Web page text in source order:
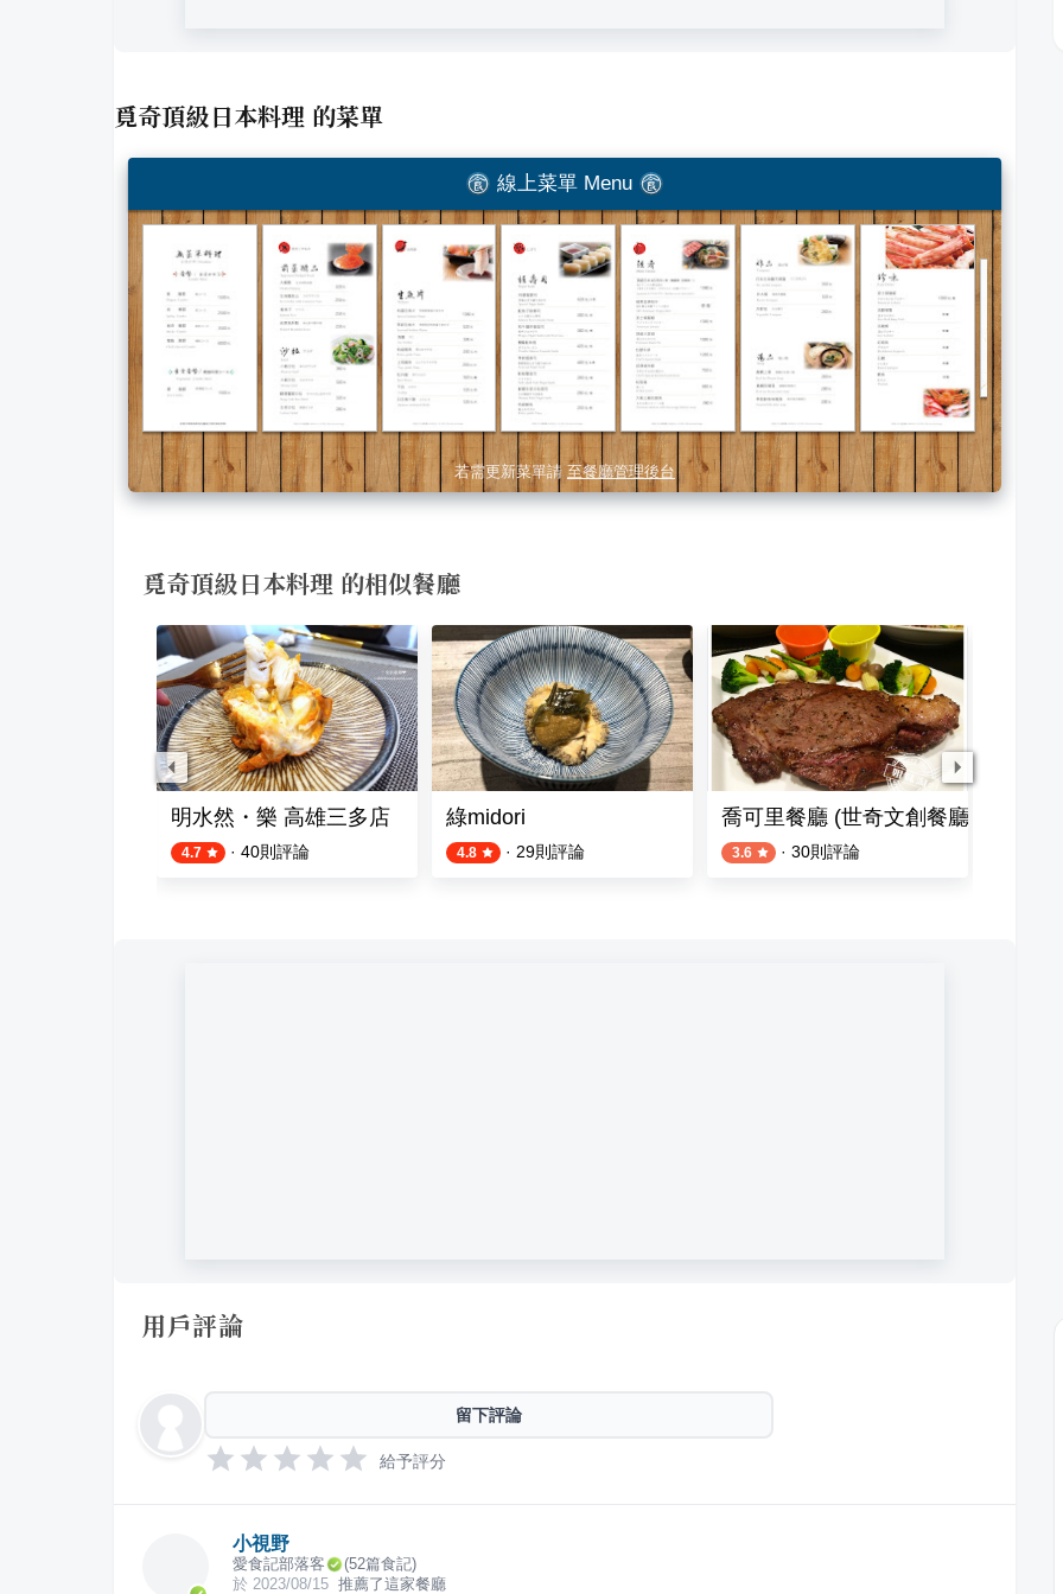
覓奇頂級日本料理 的菜單
線上菜單 Menu
若需更新菜單請 至餐廳管理後台
覓奇頂級日本料理 的相似餐廳
明水然・樂 高雄三多店
4.7 · 40則評論
綠midori
4.8 · 29則評論
喬可里餐廳 (世奇文創餐廳)
3.6 · 30則評論
用戶評論
留下評論
給予評分
小視野
愛食記部落客 (52篇食記)
於 2023/08/15 推薦了這家餐廳